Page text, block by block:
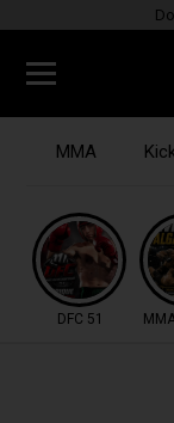
MMA
DFC 51